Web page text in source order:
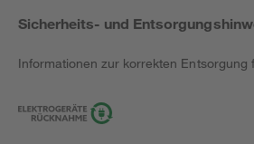
Sicherheits- und
Informationen zur korrekten Entsorgung